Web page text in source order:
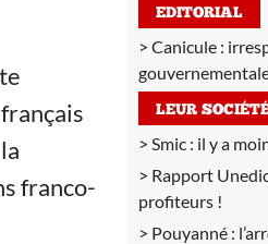
franco-
EDITORIAL
Canicule :
LEUR
Smic : il y a
Rapport
profiteurs !
Pouyanné :